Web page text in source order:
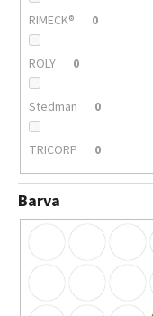
RIMECK® 0
ROLY 0
Stedman 0
TRICORP 0
Barva